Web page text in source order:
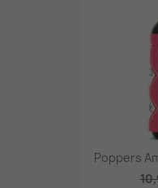
Poppers